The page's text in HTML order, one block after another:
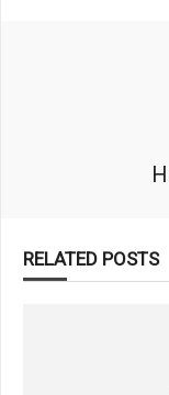
RELATED POSTS